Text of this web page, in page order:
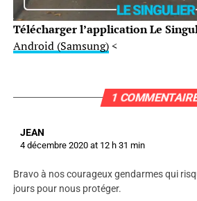
Télécharger l’application Le
Android (Samsung)<
1
JEAN
4 décembre 2020 at 12 h 31 min
Bravo à nos courageux gendarmes qui
jours pour nous protéger.